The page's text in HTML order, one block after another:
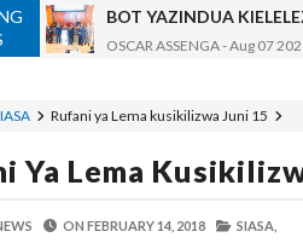
BOT YAZINDUA
OSCAR ASSENGA-Aug 07
Alex Sonna Aug 07 2026
Unknown-Aug 07 2026
WACHIMBAJI
OSCAR ASSENGA-Aug 07 2026
Rufani ya Lema kusikilizwa Juni 15
Ya Lema
ON FEBRUARY 14, 2018 SIASA,